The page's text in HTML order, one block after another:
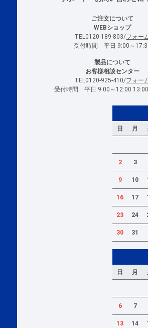
ご注文について
WEBショップ
TEL0120-189-803/フォー
受付時間 平日 9:00～
製品について
お客様相談センター
TEL0120-925-410/フォー
受付時間 平日 9:00～12:00
日 月
2 3
9 10
16 17
23 24
30 31
日 月
6 7
13 14